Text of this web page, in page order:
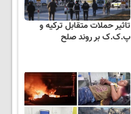
تاثیر حملات متقابل ترکیه و
پ.ک.ک بر روند صلح